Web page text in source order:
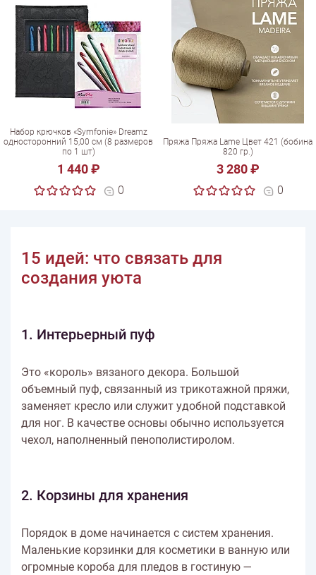
Набор крючков «Symfonie» Dreamz
односторонний 15,00 см (8 размеров
по 1 шт)
1 440 ₽
0
Пряжа Пряжа Lame Цвет 421 (бобина
820 гр.)
3 280 ₽
0
15 идей: что связать для
создания уюта
1. Интерьерный пуф
Это «король» вязаного декора. Большой
объемный пуф, связанный из трикотажной пряжи,
заменяет кресло или служит удобной подставкой
для ног. В качестве основы обычно используется
чехол, наполненный пенополистиролом.
2. Корзины для хранения
Порядок в доме начинается с систем хранения.
Маленькие корзинки для косметики в ванную или
огромные короба для пледов в гостиную —